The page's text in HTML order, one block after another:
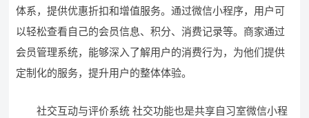
体系，提供优惠折扣和增值服务。通过微信小程序，用户可
以轻松查看自己的会员信息、积分、消费记录等。商家通过
会员管理系统，能够深入了解用户的消费行为，为他们提供
定制化的服务，提升用户的整体体验。
社交互动与评价系统 社交功能也是共享自习室微信小程